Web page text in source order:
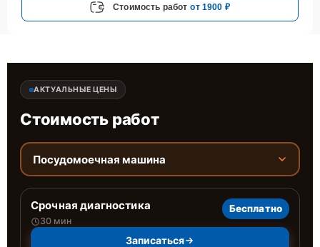
Стоимость работ от 1900 ₽
АКТУАЛЬНЫЕ ЦЕНЫ
Стоимость работ
Посудомоечная машина
Срочная диагностика
30 мин
Бесплатно
Записаться